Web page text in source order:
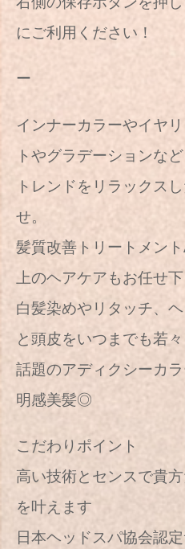
にご利用ください！
ー
インナーカラーやイヤ
トやグラデーションなど
トレンドをリラックス
せ。
髪質改善トリートメン
上のヘアケアもお任せ下
白髪染めやリタッチ、
と頭皮をいつまでも若々
話題のアディクシーカ
明感美髪◎
こだわりポイント
高い技術とセンスで貴
を叶えます
日本ヘッドスパ協会認